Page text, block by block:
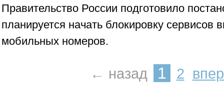
Правительство России подготовило
планируется начать блокировку сервисов
мобильных номеров.
← назад 1 2